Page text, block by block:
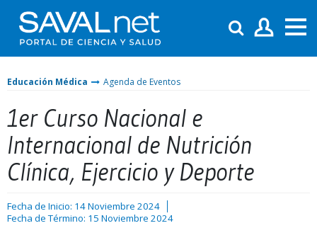
Educación Médica Agenda de Eventos
1er Curso Nacional e
Internacional de Nutrición
Clínica, Ejercicio y Deporte
Fecha de Inicio: 14 Noviembre 2024
Fecha de Término: 15 Noviembre 2024